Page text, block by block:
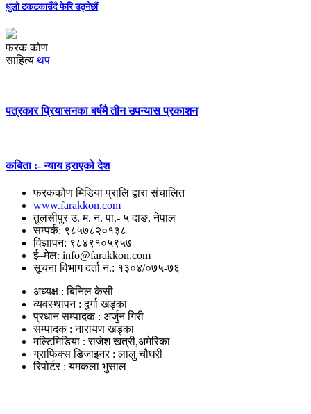
धुलो टकटकाउँदै फेरि उठ्नेछौं
फरक कोण
साहित्य थप
पत्रकार प्रियासनका बर्षमै तीन उपन्यास प्रकाशन
कबिता :- न्याय हराएको देश
फरककोण मिडिया प्रालि द्वारा संचालित
www.farakkon.com
तुलसीपुर उ. म. न. पा.- ५ दाङ, नेपाल
सम्पर्क: ९८५७८२०१३८
विज्ञापन: ९८४९१०५९५७
ई–मेल: info@farakkon.com
सूचना विभाग दर्ता न.: १३०४/०७५-७६
अध्यक्ष : बिनिल केसी
व्यवस्थापन : दुर्गा खड्का
प्रधान सम्पादक : अर्जुन गिरी
सम्पादक : नारायण खड्का
मल्टिमिडिया : राजेश खत्री,अमेरिका
ग्राफिक्स डिजाइनर : लालु चौधरी
रिपोर्टर : यमकला भुसाल